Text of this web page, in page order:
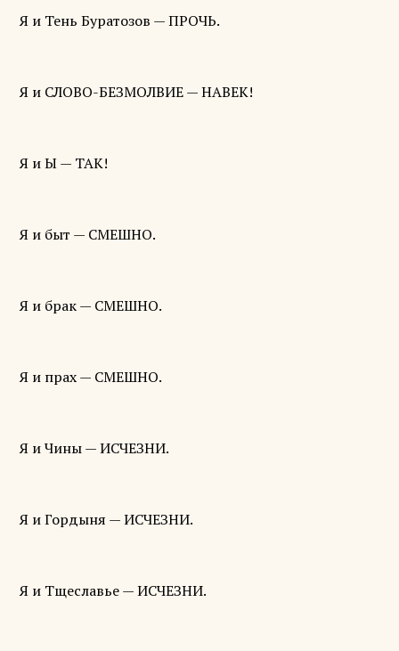
Я и Тень Буратозов — ПРОЧЬ.
Я и СЛОВО-БЕЗМОЛВИЕ — НАВЕК!
Я и Ы — ТАК!
Я и быт — СМЕШНО.
Я и брак — СМЕШНО.
Я и прах — СМЕШНО.
Я и Чины — ИСЧЕЗНИ.
Я и Гордыня — ИСЧЕЗНИ.
Я и Тщеславье — ИСЧЕЗНИ.